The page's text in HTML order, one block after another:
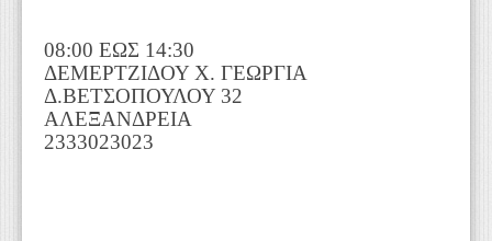
08:00 ΕΩΣ 14:30
ΔΕΜΕΡΤΖΙΔΟΥ Χ. ΓΕΩΡΓΙΑ
Δ.ΒΕΤΣΟΠΟΥΛΟΥ 32
ΑΛΕΞΑΝΔΡΕΙΑ
2333023023